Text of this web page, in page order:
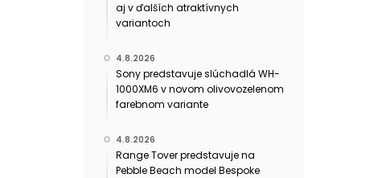
aj v ďalších atraktívnych
variantoch
4.8.2026
Sony predstavuje slúchadlá WH-
1000XM6 v novom olivovozelenom
farebnom variante
4.8.2026
Range Tover predstavuje na
Pebble Beach model Bespoke